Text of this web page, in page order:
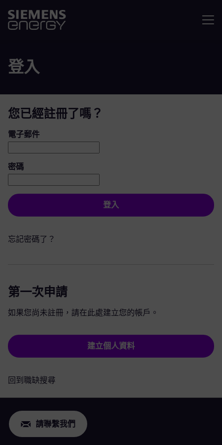
登入
您已經註冊了嗎？
登入：使用者和密碼
電子郵件
密碼
登入
忘記密碼了？
第一次申請
如果您尚未註冊，請在此處建立您的帳戶。
建立個人資料
回到職缺搜尋
請聯繫我們